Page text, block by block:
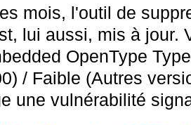
mois, l'outil de
lui aussi, mis à jour.
OpenType
/ Faible (Autres
une vulnérabilité